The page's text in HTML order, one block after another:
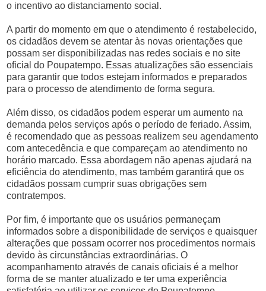
o incentivo ao distanciamento social.
A partir do momento em que o atendimento é restabelecido,
os cidadãos devem se atentar às novas orientações que
possam ser disponibilizadas nas redes sociais e no site
oficial do Poupatempo. Essas atualizações são essenciais
para garantir que todos estejam informados e preparados
para o processo de atendimento de forma segura.
Além disso, os cidadãos podem esperar um aumento na
demanda pelos serviços após o período de feriado. Assim,
é recomendado que as pessoas realizem seu agendamento
com antecedência e que compareçam ao atendimento no
horário marcado. Essa abordagem não apenas ajudará na
eficiência do atendimento, mas também garantirá que os
cidadãos possam cumprir suas obrigações sem
contratempos.
Por fim, é importante que os usuários permaneçam
informados sobre a disponibilidade de serviços e quaisquer
alterações que possam ocorrer nos procedimentos normais
devido às circunstâncias extraordinárias. O
acompanhamento através de canais oficiais é a melhor
forma de se manter atualizado e ter uma experiência